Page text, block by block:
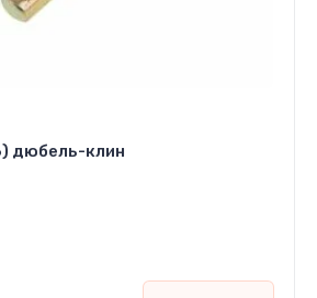
дюбель-клин